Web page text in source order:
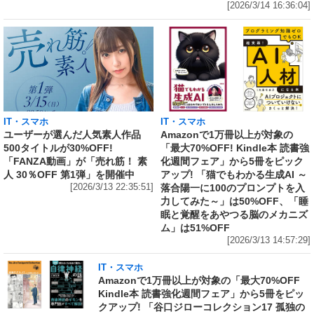
[2026/3/14 16:36:04]
IT・スマホ
ユーザーが選んだ人気素人作品
500タイトルが30%OFF!
「FANZA動画」が「売れ筋！ 素
人 30％OFF 第1弾」を開催中
[2026/3/13 22:35:51]
IT・スマホ
Amazonで1万冊以上が対象の
「最大70%OFF! Kindle本 読書強
化週間フェア」から5冊をピック
アップ! 「猫でもわかる生成AI ～
落合陽一に100のプロンプトを入
力してみた～」は50%OFF、「睡
眠と覚醒をあやつる脳のメカニズ
ム」は51%OFF
[2026/3/13 14:57:29]
IT・スマホ
Amazonで1万冊以上が対象の「最大70%OFF
Kindle本 読書強化週間フェア」から5冊をピッ
クアップ! 「谷口ジローコレクション17 孤独の